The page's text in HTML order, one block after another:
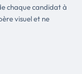
chaque candidat à
visuel et ne